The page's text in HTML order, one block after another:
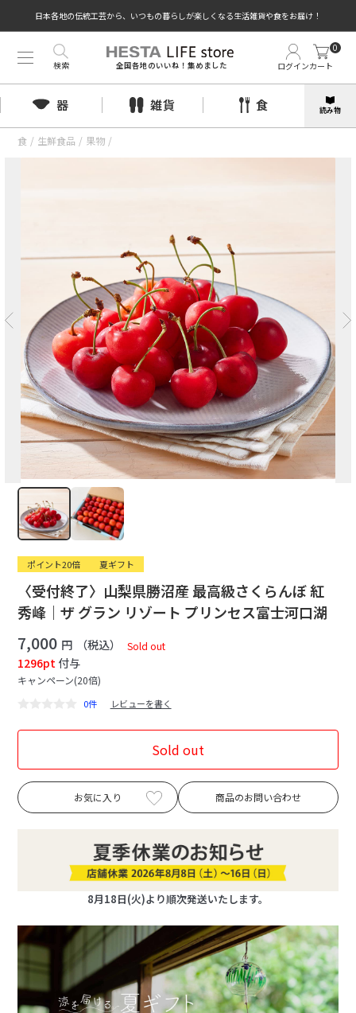
日本各地の伝統工芸から、いつもの暮らしが楽しくなる生活雑貨や食をお届け！
全国各地のいいね！集めました ログインカート
0
検索
器 雑貨 食 読み物
食 / 生鮮食品 / 果物 /
ポイント20倍 夏ギフト
〈受付終了〉山梨県勝沼産 最高級さくらんぼ 紅
秀峰｜ザ グラン リゾート プリンセス富士河口湖
7,000 円 （税込） Sold out
1296pt 付与
キャンペーン(20倍)
0件 レビューを書く
Sold out
お気に入り 商品のお問い合わせ
8月18日(火)より順次発送いたします。